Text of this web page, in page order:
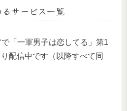
サービス一覧
「一軍男子は恋してる」第1
配信中です（以降すべて同